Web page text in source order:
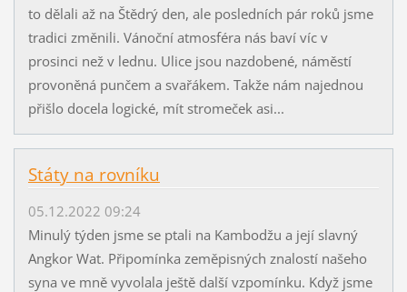
to dělali až na Štědrý den, ale posledních pár roků jsme
tradici změnili. Vánoční atmosféra nás baví víc v
prosinci než v lednu. Ulice jsou nazdobené, náměstí
provoněná punčem a svařákem. Takže nám najednou
přišlo docela logické, mít stromeček asi...
Státy na rovníku
05.12.2022 09:24
Minulý týden jsme se ptali na Kambodžu a její slavný
Angkor Wat. Připomínka zeměpisných znalostí našeho
syna ve mně vyvolala ještě další vzpomínku. Když jsme